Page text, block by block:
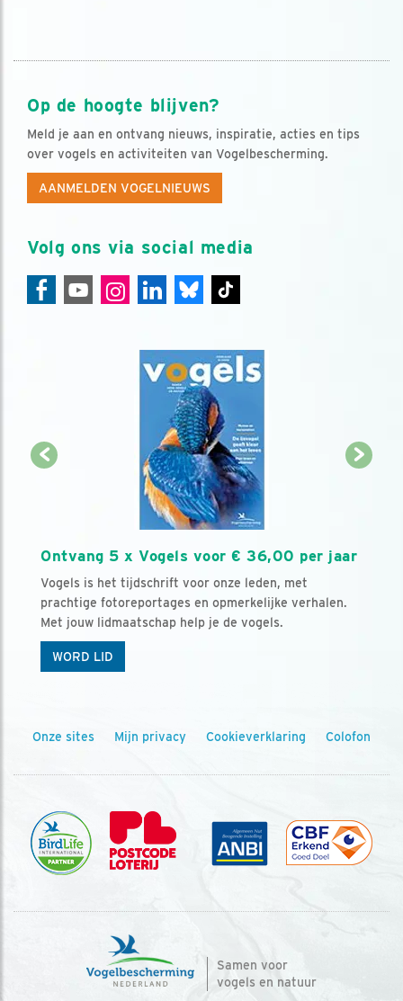
Op de hoogte blijven?
Meld je aan en ontvang nieuws, inspiratie, acties en tips
over vogels en activiteiten van Vogelbescherming.
AANMELDEN VOGELNIEUWS
Volg ons via social media
Ontvang 5 x Vogels voor € 36,00 per jaar
Vogels is het tijdschrift voor onze leden, met
prachtige fotoreportages en opmerkelijke verhalen.
Met jouw lidmaatschap help je de vogels.
WORD LID
Onze sites Mijn privacy Cookieverklaring Colofon
Samen voor
vogels en natuur